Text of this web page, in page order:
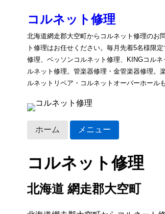
コルネット修理
北海道網走郡大空町からコルネット修理のお
ト修理はお任せください。毎月先着5名様限
修理、ベッソンコルネット修理、KINGコル
ルネット修理。管楽器修理・金管楽器修理。
ルネットリペア・コルネットオーバーホール
ホーム メニュー
コルネット修理
北海道 網走郡大空町